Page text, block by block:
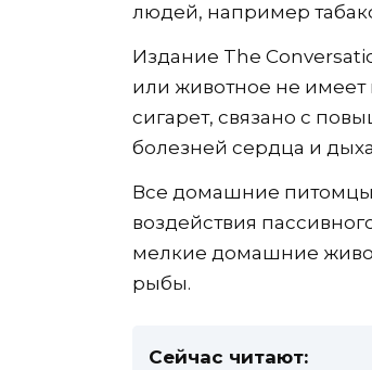
людей, например
Издание The
или животное не
сигарет, связано с
болезней сердца и
Все домашние
воздействия
мелкие домашние
рыбы.
Сейчас читают: